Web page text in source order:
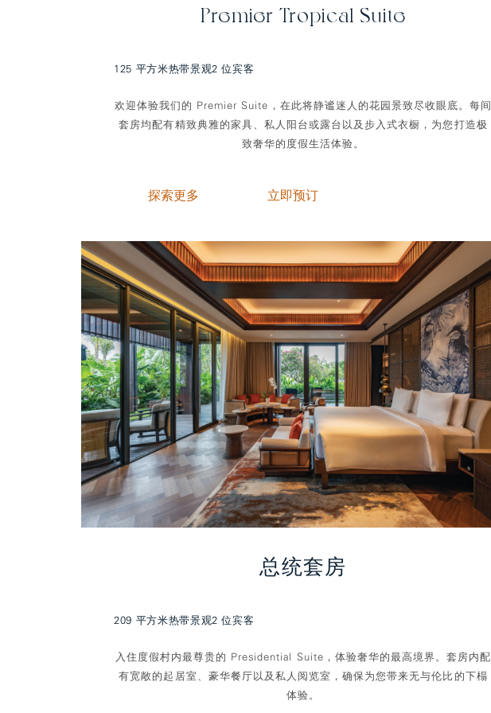
Premier Tropical Suite
125 平方米热带景观2 位宾客
欢迎体验我们的 Premier Suite，在此将静谧迷人的花园景致尽收眼底。每间
套房均配有精致典雅的家具、私人阳台或露台以及步入式衣橱，为您打造极
致奢华的度假生活体验。
探索更多 立即预订
总统套房
209 平方米热带景观2 位宾客
入住度假村内最尊贵的 Presidential Suite，体验奢华的最高境界。套房内配
有宽敞的起居室、豪华餐厅以及私人阅览室，确保为您带来无与伦比的下榻
体验。